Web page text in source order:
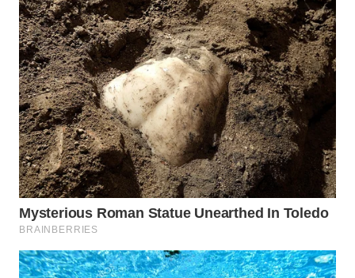
WAHANA
ADVOKAT
WAHANA
INFRASTRUKTUR
WAHANA
KONSUMEN
WAHANA
LISTRIK
WAHANA
TRAVEL